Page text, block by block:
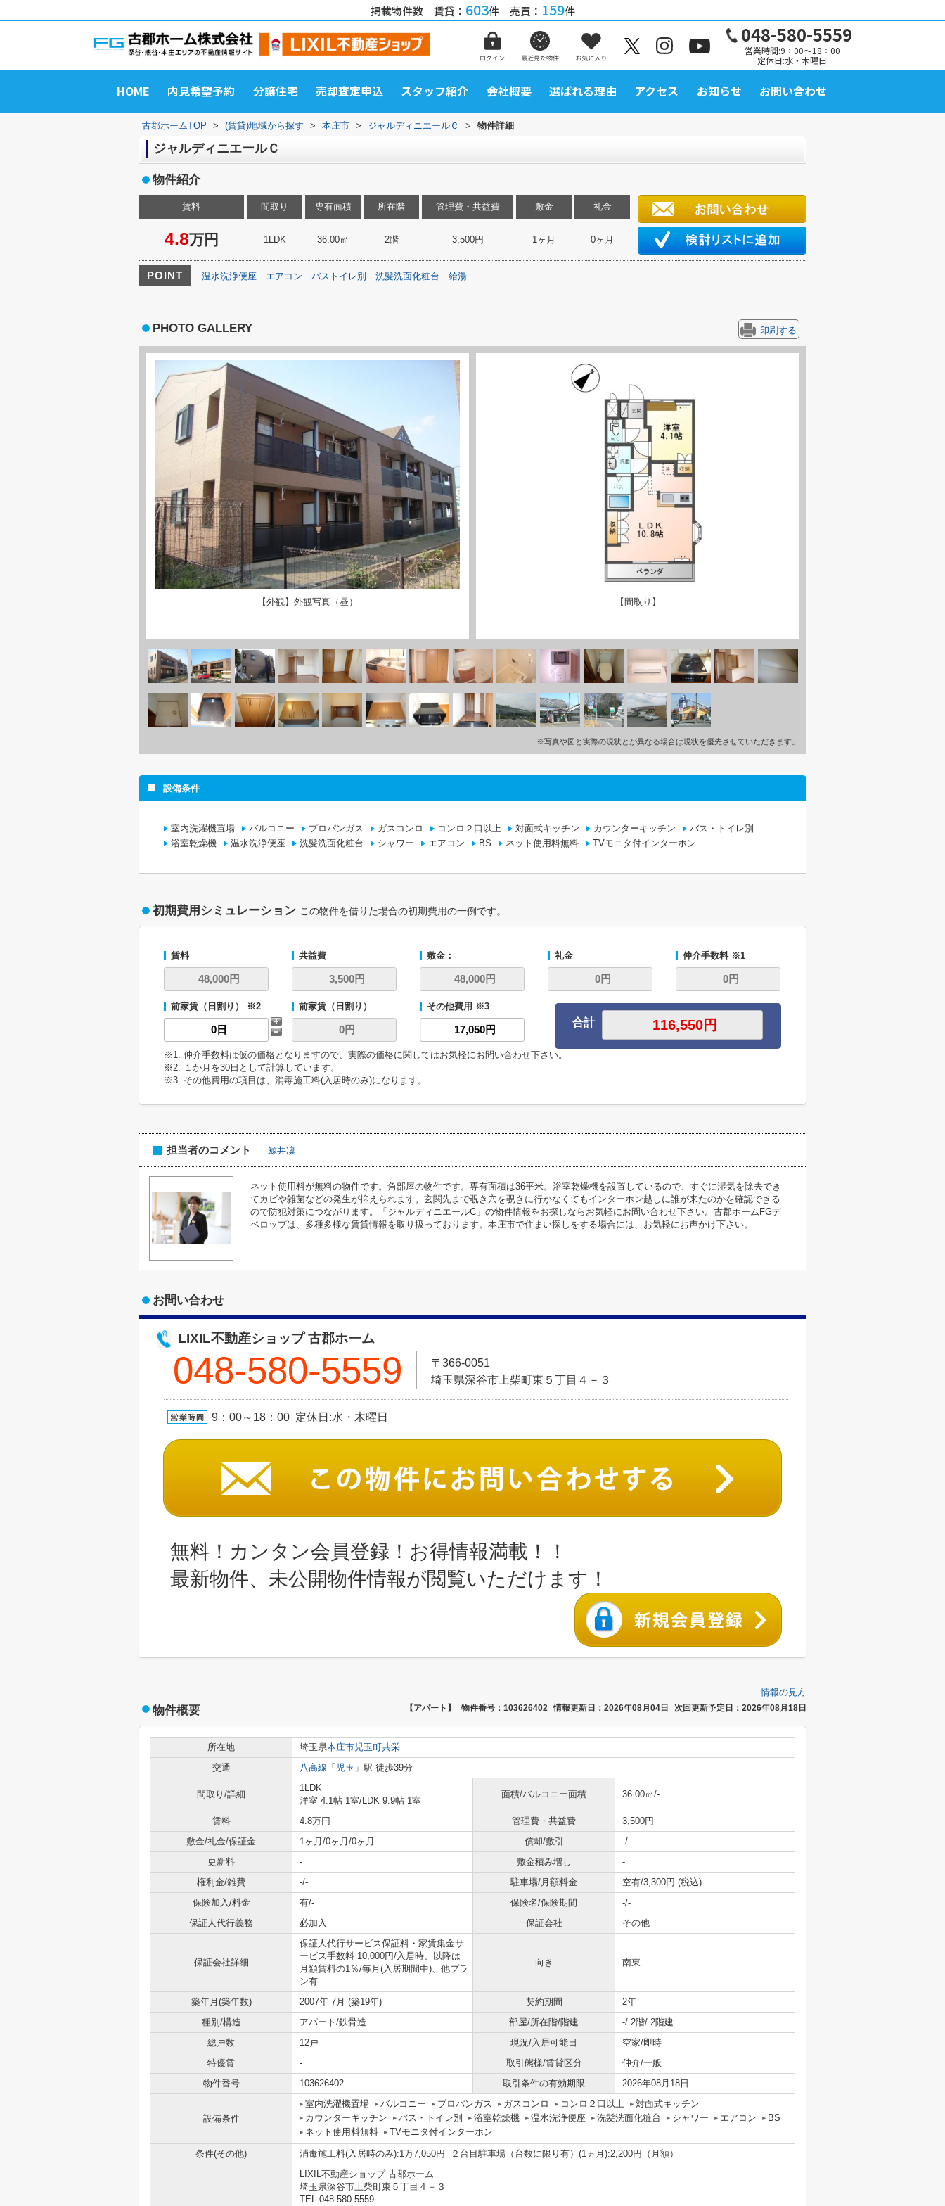
掲載物件数 賃貸： 603件 売買： 159件
048-580-5559
営業時間:9：00～18：00
定休日:水・木曜日
HOME 内見希望予約 分譲住宅 売却査定申込 スタッフ紹介 会社概要 選ばれる理由 アクセス お知らせ お問い合わせ
古郡ホームTOP > (賃貸)地域から探す > 本庄市 > ジャルディニエールＣ > 物件詳細
ジャルディニエールＣ
物件紹介
賃料
4.8万円
間取り
1LDK
専有面積
36.00㎡
所在階
2階
管理費・共益費
3,500円
敷金
1ヶ月
礼金
0ヶ月
POINT 温水洗浄便座 エアコン バストイレ別 洗髪洗面化粧台 給湯
PHOTO GALLERY 印刷する
【外観】外観写真（昼） 【間取り】
※写真や図と実際の現状とが異なる場合は現状を優先させていただきます。
設備条件
室内洗濯機置場 バルコニー プロパンガス ガスコンロ コンロ２口以上 対面式キッチン カウンターキッチン
バス・トイレ別
浴室乾燥機
温水洗浄便座 洗髪洗面化粧台 シャワー エアコン BS ネット使用料無料 TVモニタ付インターホン
初期費用シミュレーション この物件を借りた場合の初期費用の一例です。
賃料 共益費 敷金： 礼金 仲介手数料 ※1
前家賃（日割り） ※2 前家賃（日割り） その他費用 ※3
合計
※1. 仲介手数料は仮の価格となりますので、実際の価格に関してはお気軽にお問い合わせ下さい。
※2. １か月を30日として計算しています。
※3. その他費用の項目は、消毒施工料(入居時のみ)になります。
担当者のコメント 鯨井凜
ネット使用料が無料の物件です。角部屋の物件です。専有面積は36平米。浴室乾燥機を設置しているので、すぐに湿気を除去でき
てカビや雑菌などの発生が抑えられます。玄関先まで覗き穴を覗きに行かなくてもインターホン越しに誰が来たのかを確認できる
ので防犯対策につながります。「ジャルディニエールC」の物件情報をお探しならお気軽にお問い合わせ下さい。古郡ホームFGデ
ベロップは、多種多様な賃貸情報を取り扱っております。本庄市で住まい探しをする場合には、お気軽にお声かけ下さい。
お問い合わせ
LIXIL不動産ショップ 古郡ホーム
048-580-5559
〒366-0051
埼玉県深谷市上柴町東５丁目４－３
9：00～18：00 定休日:水・木曜日
無料！カンタン会員登録！お得情報満載！！
最新物件、未公開物件情報が閲覧いただけます！
情報の見方
物件概要 【アパート】 物件番号：103626402 情報更新日：2026年08月04日 次回更新予定日：2026年08月18日
所在地 埼玉県本庄市児玉町共栄
交通
八高線 「 児玉 」駅 徒歩39分
間取り/詳細
1LDK
洋室 4.1帖 1室/LDK 9.9帖 1室
面積/バルコニー面積 36.00㎡/-
賃料 4.8万円 管理費・共益費
3,500円
敷金/礼金/保証金
1ヶ月/0ヶ月/0ヶ月 償却/敷引
-/-
更新料
- 敷金積み増し
-
権利金/雑費
-/- 駐車場/月額料金
空有/3,300円 (税込)
保険加入/料金
有/- 保険名/保険期間
-/-
保証人代行義務
必加入 保証会社 その他
保証会社詳細
保証人代行サービス保証料・家賃集金サ
ービス手数料 10,000円/入居時、以降は
月額賃料の1％/毎月(入居期間中)、他プラ
ン有
向き 南東
築年月(築年数) 2007年 7月 (築19年) 契約期間
2年
種別/構造
アパート/鉄骨造 部屋/所在階/階建
-/ 2階/ 2階建
総戸数
12戸 現況/入居可能日
空家/即時
特優賃
- 取引態様/賃貸区分
仲介/一般
物件番号
103626402 取引条件の有効期限 2026年08月18日
設備条件
室内洗濯機置場 バルコニー プロパンガス ガスコンロ コンロ２口以上
対面式キッチン
カウンターキッチン
バス・トイレ別 浴室乾燥機 温水洗浄便座 洗髪洗面化粧台 シャワー エアコン
BS
ネット使用料無料
TVモニタ付インターホン
条件(その他)
消毒施工料(入居時のみ):1万7,050円 ２台目駐車場（台数に限り有）(1ヵ月):2,200円（月額）
LIXIL不動産ショップ 古郡ホーム
埼玉県深谷市上柴町東５丁目４－３
TEL:048-580-5559